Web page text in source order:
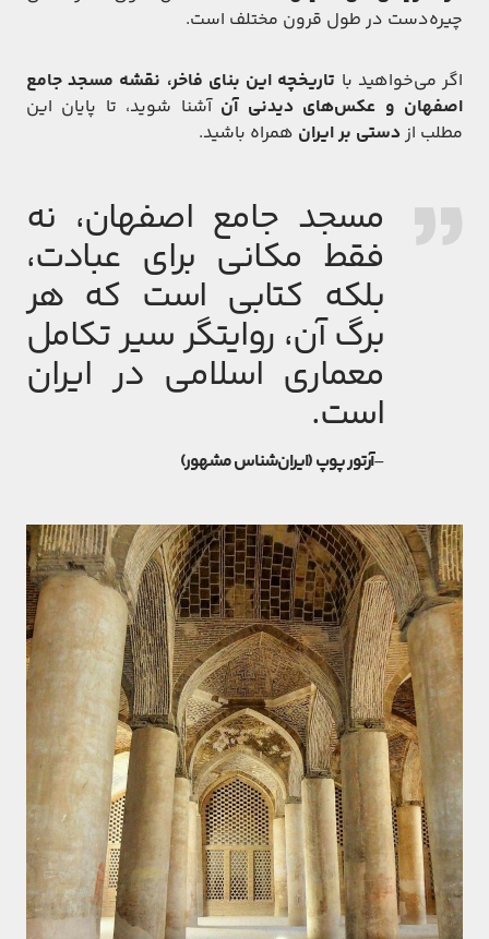
چیره‌دست در طول قرون مختلف است.
اگر می‌خواهید با تاریخچه این بنای فاخر، نقشه مسجد جامع
اصفهان و عکس‌های دیدنی آن آشنا شوید، تا پایان این
مطلب ازدستی بر ایران همراه باشید.
مسجد جامع اصفهان، نه
فقط مکانی برای عبادت،
بلکه کتابی است که هر
برگ آن، روایتگر سیر تکامل
معماری اسلامی در ایران
است.
–آرتور پوپ (ایران‌شناس مشهور)